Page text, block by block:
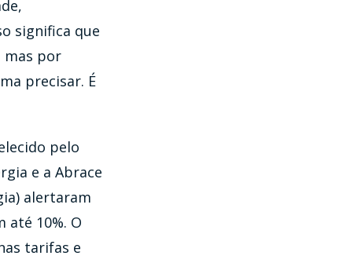
significa que
mas por
precisar. É
pelo
e a Abrace
alertaram
até 10%. O
tarifas e